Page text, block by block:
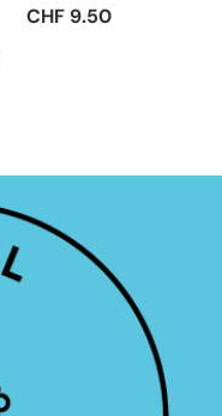
CHF 9.50